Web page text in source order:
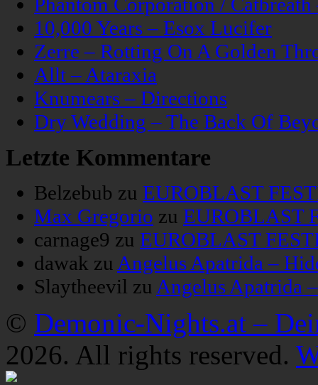
10,000 Years – Esox Lucifer
Zerre – Rotting On A Golden
Allt – Ataraxia
Knumears – Directions
Dry Wedding – The Back Of
Letzte Kommentare
Belzebub zu EUROBLAST
Max Gregorio zu EUROBLAST
carnage9 zu EUROBLAST
dawak zu Angelus Apatrida –
Slaytheevil zu Angelus Apatrida
© Demonic-Nights.at –
2026. All rights reserved.